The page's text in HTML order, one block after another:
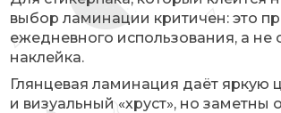
выбор ламинации критичен: это
ежедневного использования, а не
наклейка.
Глянцевая ламинация даёт яркую
и визуальный «хруст», но заметны